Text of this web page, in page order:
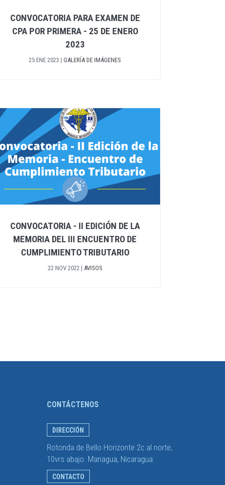
CONVOCATORIA PARA EXAMEN DE
CPA POR PRIMERA - 25 DE ENERO
2023
25 ENE 2023 |GALERÍA DE IMÁGENES
CONVOCATORIA - II EDICIÓN DE LA
MEMORIA DEL III ENCUENTRO DE
CUMPLIMIENTO TRIBUTARIO
22 NOV 2022 | AVISOS
CONTÁCTENOS
DIRECCIÓN
Rotonda de Bello Horizonte 2c al norte,
10vrs abajo. Managua, Nicaragua.
CONTACTO